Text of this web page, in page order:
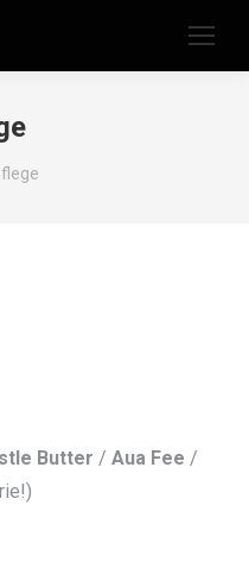
sich hier:
Butter / Aua Fee /